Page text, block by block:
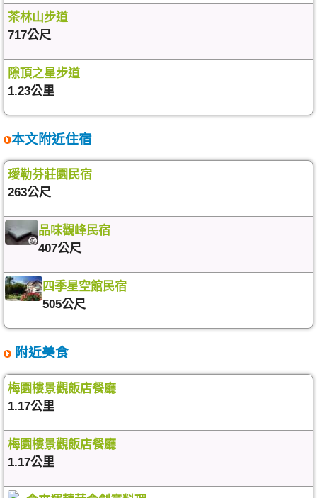
茶林山步道
717公尺
隙頂之星步道
1.23公里
本文附近住宿
璦勒芬莊園民宿
263公尺
品味觀峰民宿
407公尺
四季星空館民宿
505公尺
附近美食
梅園樓景觀飯店餐廳
1.17公里
梅園樓景觀飯店餐廳
1.17公里